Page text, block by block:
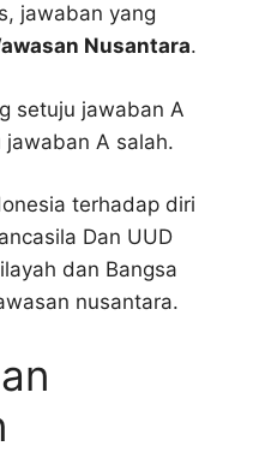
jawaban yang
Nusantara.
setuju jawaban A
A salah.
terhadap diri
Dan UUD
dan Bangsa
nusantara.